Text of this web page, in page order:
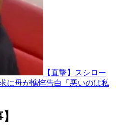
【直撃】スシロー
に母が憔悴告白「悪いのは私